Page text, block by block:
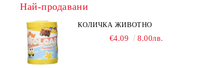
Най-продавани
КОЛИЧКА ЖИВОТНО
€4.09 8.00лв.